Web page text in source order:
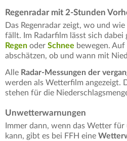
Regenradar mit 2-Stunden
Das Regenradar zeigt, wo und
fällt. Im Radarfilm lässt sich
Regen oder Schnee bewegen. Auf
abschätzen, ob und wann mit
Alle Radar-Messungen der
werden als Wetterfilm angezeigt.
stehen für die
Unwetterwarnungen
Immer dann, wenn das Wetter
kann, gibt es bei FFH eine